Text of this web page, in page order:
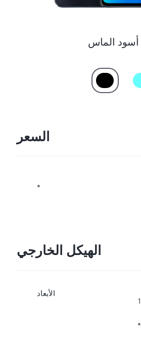
أسود الماس
السعر
*
الهيكل الخارجي
الأبعاد
*قد تختلف الأبعاد الفعلية